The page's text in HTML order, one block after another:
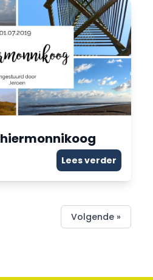
Lees verder
Volgende »